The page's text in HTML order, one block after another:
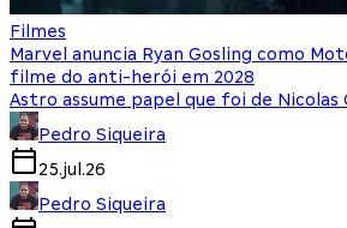
Filmes
Marvel anuncia Ryan Gosling como
filme do anti-herói em 2028
Astro assume papel que foi de Nicolas
Pedro Siqueira
25.jul.26
Pedro Siqueira